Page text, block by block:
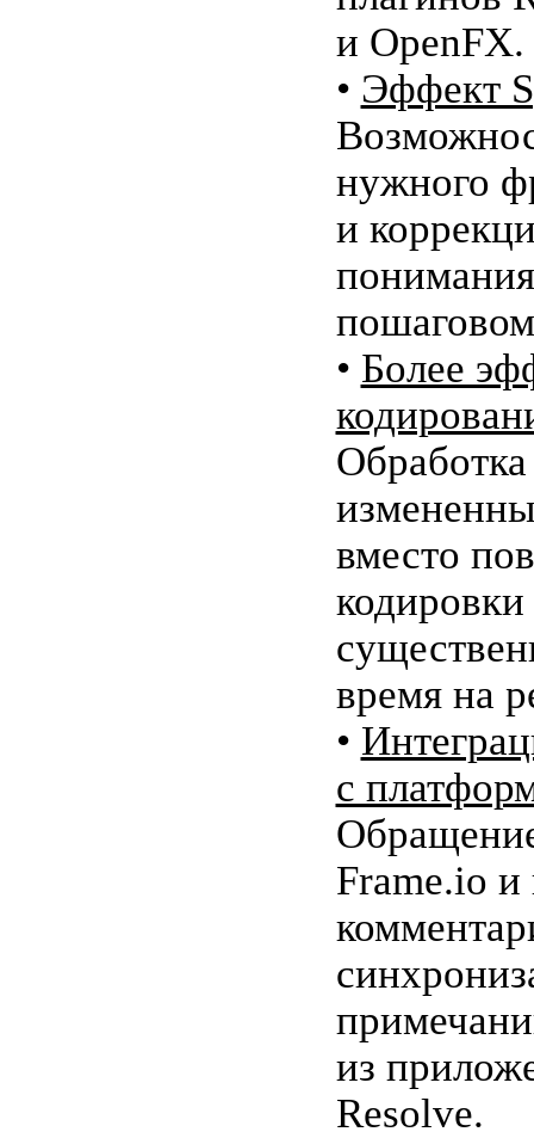
и OpenFX.
• Эффект
нужного
и
• Более
Обработка
вместо
время на
•
с
Frame.io
из
Resolve.